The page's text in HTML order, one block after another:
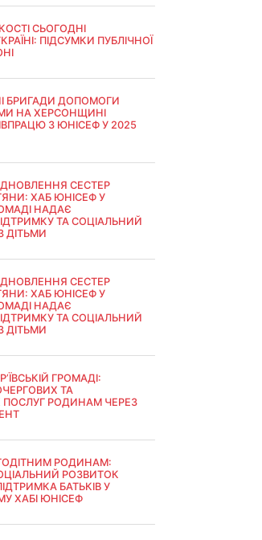
СЬОГОДНІ
ПІДСУМКИ ПУБЛІЧНОЇ
БРИГАДИ ДОПОМОГИ
НА ХЕРСОНЩИНІ
З ЮНІСЕФ У 2025
СЕСТЕР
ХАБ ЮНІСЕФ У
НАДАЄ
ТА СОЦІАЛЬНИЙ
ДІТЬМИ
СЕСТЕР
ХАБ ЮНІСЕФ У
НАДАЄ
ТА СОЦІАЛЬНИЙ
ДІТЬМИ
ГРОМАДІ:
ТА
ПОСЛУГ РОДИНАМ ЧЕРЕЗ
РОДИНАМ:
РОЗВИТОК
БАТЬКІВ У
ХАБІ ЮНІСЕФ